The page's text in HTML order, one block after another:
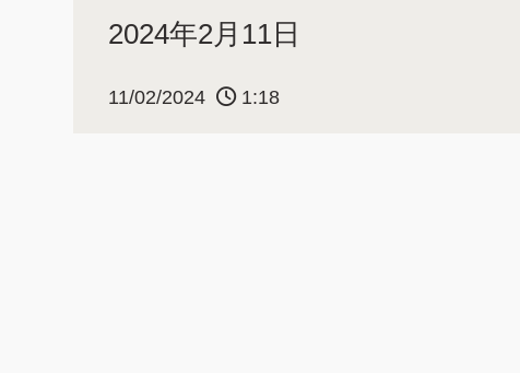
2024年2月11日
11/02/2024 1:18